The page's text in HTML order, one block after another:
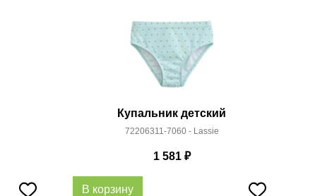
Купальник детский
72206311-7060 - Lassie
1 581₽
В корзину